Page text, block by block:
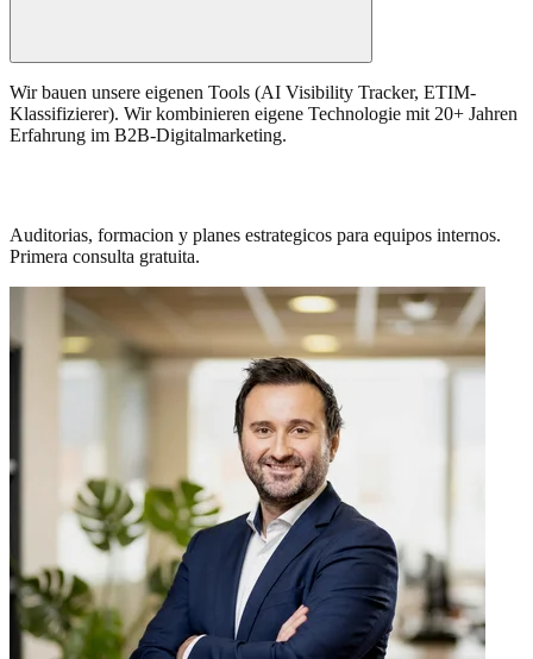
Wir bauen unsere eigenen Tools (AI Visibility Tracker, ETIM-
Klassifizierer). Wir kombinieren eigene Technologie mit 20+ Jahren
Erfahrung im B2B-Digitalmarketing.
Auditorias, formacion y planes estrategicos para equipos internos.
Primera consulta gratuita.